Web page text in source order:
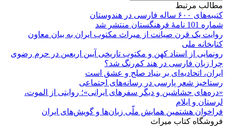
مطالب مرتبط
کتیبه‌های ۶۰۰ ساله فارسی در هندوستان
شماره 101 نامۀ فرهنگستان منتشر شد
روایت یک قرن صیانت از میراث مکتوب ایران به بیان معاون
کتابخانه ملی
رونمایی از اسناد کهن و مکتوب تاریخی آیین اربعین در حرم رضوی
چرا زبان فارسی در هند کم‌رنگ شد؟
ایران، اتحادیه‌ای بر بنیاد صلح و عشق است
رستاخیز شعر پارسی در رسانه‌های اجتماعی
«دره‌های حشاشین و دیگر سفرهای ایرانی»؛ روایتی از الموت،
لرستان و ایلام
فراخوان هشتمین همایش ملّی زبان‌ها و گویش‌های ایران
فروشگاه کتاب میراث